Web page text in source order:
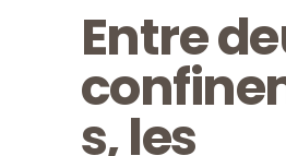
Entre
s, les